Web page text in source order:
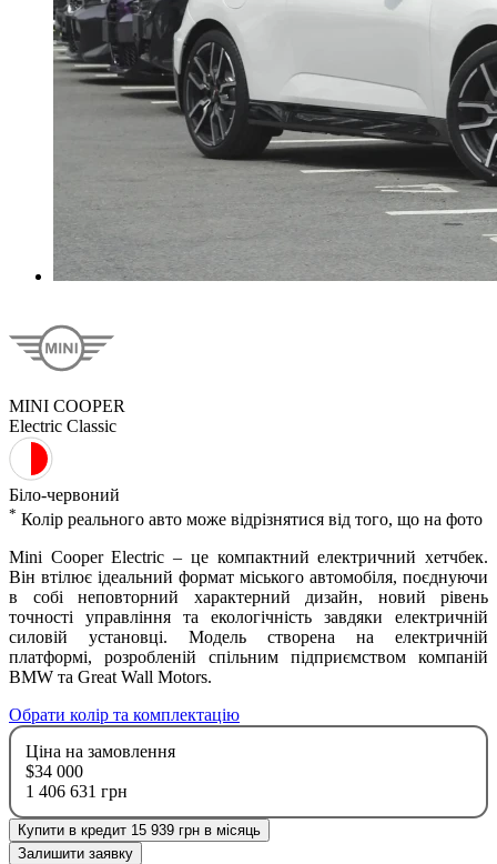
MINI COOPER
Electric Classic
Біло-червоний
* Колiр реального авто може вiдрiзнятися вiд того, що на фото
Mini Cooper Electric – це компактний електричний хетчбек.
Він втілює ідеальний формат міського автомобіля, поєднуючи
в собі неповторний характерний дизайн, новий рівень
точності управління та екологічність завдяки електричній
силовій установці. Модель створена на електричній
платформі, розробленій спільним підприємством компаній
BMW та Great Wall Motors.
Обрати колір та комплектацію
Ціна на замовлення
$34 000
1 406 631 грн
Купити в кредит 15 939 грн в місяць
Залишити заявку